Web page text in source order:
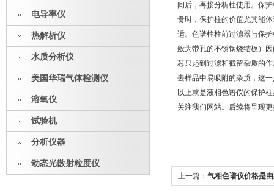
电导率仪
热解析仪
水质分析仪
美国华瑞气体检测仪
溶氧仪
试验机
分析仪器
动态光散射粒度仪
间后，再接分析柱使用。保
贵时，保护柱的价值尤其能
适。色谱柱柱前过滤器与保
般为带孔的不锈钢烧结板）
芯只起到过滤和截留杂质的
去样品中易吸附的杂质，这
以上就是液相色谱仪的保护
关注我们网站。后续将呈现
上一篇： 气相色谱仪价格是